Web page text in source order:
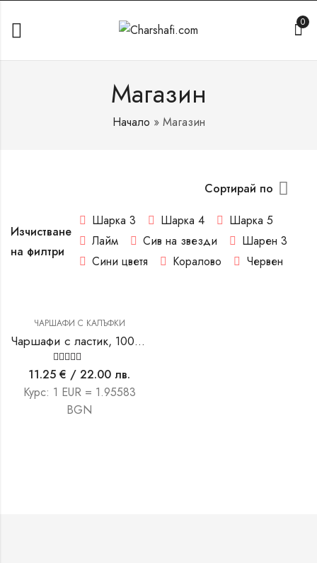
0
Магазин
Начало » Магазин
Сортирай по
Изчистване
на филтри
Шарка 3 Шарка 4
Шарка 5
Лайм
Сив на звезди
Шарен 3
Сини цветя
Коралово Червен
ЧАРШАФИ С КАЛЪФКИ
Чаршафи с ластик, 100 % памук 140/200см с две калъфки
Оценено на
5.00от 5
11.25 € / 22.00 лв.
Курс: 1 EUR = 1.95583
BGN